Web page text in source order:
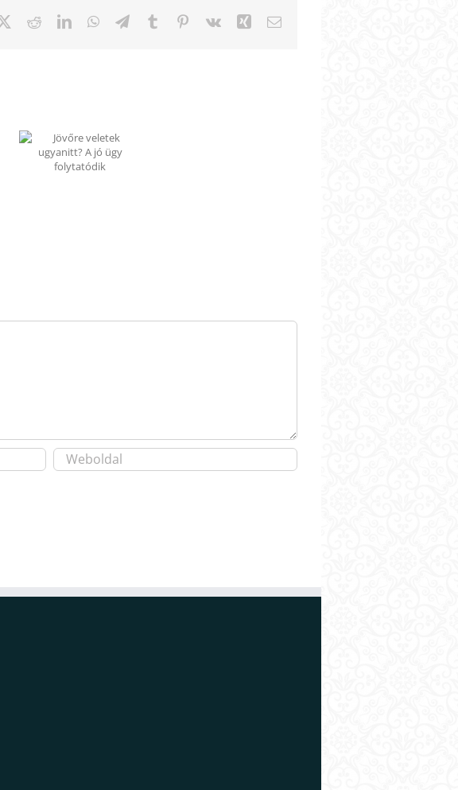
RedditLinkedInWhatsAppTelegram
TumblrPinterest
Vk XingEmail: